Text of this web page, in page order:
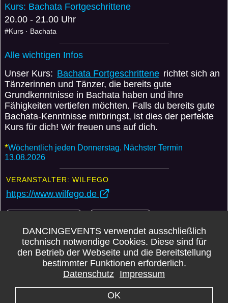
Kurs: Bachata Fortgeschrittene
20.00 - 21.00 Uhr
#Kurs · Bachata
Alle wichtigen Infos
Unser Kurs: Bachata Fortgeschrittene richtet sich an
Tänzerinnen und Tänzer, die bereits gute
Grundkenntnisse in Bachata haben und ihre
Fähigkeiten vertiefen möchten. Falls du bereits gute
Bachata-Kenntnisse mitbringst, ist dies der perfekte
Kurs für dich! Wir freuen uns auf dich.
*Wöchentlich jeden Donnerstag. Nächster Termin
13.08.2026
VERANSTALTER: WILFEGO
https://www.wilfego.de
Karte
DANCINGEVENTS übernimmt KEINE GARANTIE für die Korrektheit der Daten.
Bei Wiederholungsterminen kann es vorkommen, dass Feiertage und Ferien
DANCINGEVENTS verwendet ausschließlich
technisch notwendige Cookies. Diese sind für
den Betrieb der Webseite und die Bereitstellung
bestimmter Funktionen erforderlich.
Datenschutz
Impressum
OK
Datenschutz -